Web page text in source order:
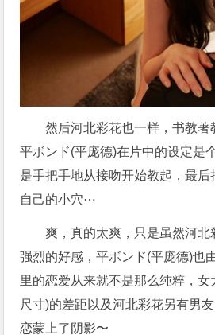
然后河北彩花也一样，书教著
平ボンド(平庞德)在片中的设定是
是手把手地从接吻开始教起，最后
自己的小穴⋯
爽，真的太爽，只是虽然河
强烈的好感，平ボンド(平庞德)也
里的恋爱从来就不是那么纯粹，女
尺寸)的差距以及河北彩花另有男
恋蒙上了阴影〜